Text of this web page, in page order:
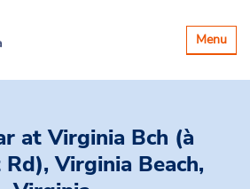
Basculer
la
Menu
at Virginia Bch (à
Virginia Beach,